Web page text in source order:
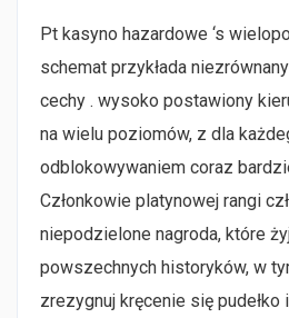
Pt kasyno hazardowe ‘s
schemat przykłada
cechy . wysoko postawiony
na wielu poziomów, z dla
odblokowywaniem coraz
Członkowie platynowej rangi
niepodzielone nagroda, które
powszechnych historyków, w
zrezygnuj kręcenie się